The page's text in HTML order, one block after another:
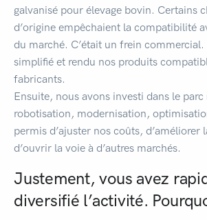
galvanisé pour élevage bovin. Certains
d’origine empêchaient la compatibilité
du marché. C’était un frein
simplifié et rendu nos produits
fabricants.
Ensuite, nous avons investi dans le parc
robotisation, modernisation,
permis d’ajuster nos coûts, d’améliorer
d’ouvrir la voie à d’autres marchés.
Justement, vous avez
diversifié l’activité.